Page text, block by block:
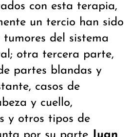
con esta terapia,
un tercio han sido
del sistema
otra tercera parte,
partes blandas y
casos de
y cuello,
y otros tipos de